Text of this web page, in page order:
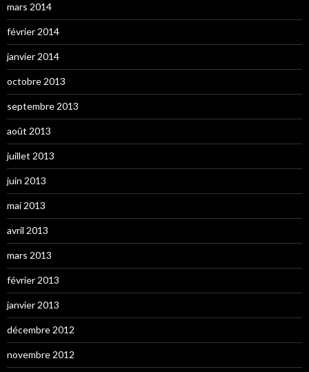
mars 2014
février 2014
janvier 2014
octobre 2013
septembre 2013
août 2013
juillet 2013
juin 2013
mai 2013
avril 2013
mars 2013
février 2013
janvier 2013
décembre 2012
novembre 2012